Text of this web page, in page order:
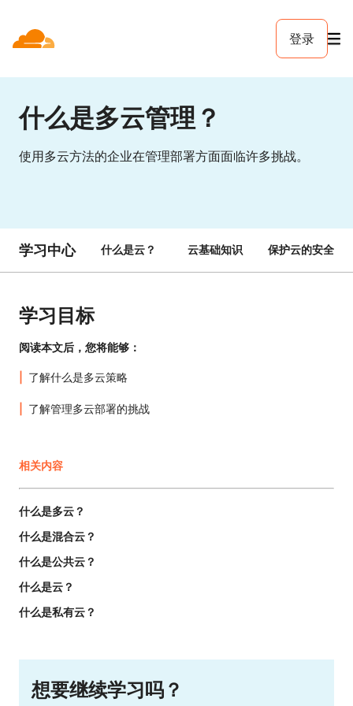
登录
什么是多云管理？
使用多云方法的企业在管理部署方面面临许多挑战。
学习中心 什么是云？ 云基础知识 保护云的安全
学习目标
阅读本文后，您将能够：
了解什么是多云策略
了解管理多云部署的挑战
相关内容
什么是多云？
什么是混合云？
什么是公共云？
什么是云？
什么是私有云？
想要继续学习吗？